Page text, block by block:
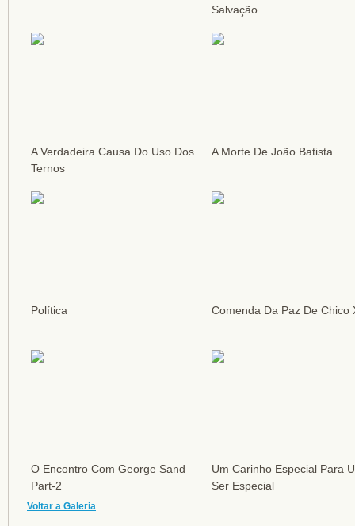
Salvação
A Verdadeira Causa Do Uso Dos
Ternos
A Morte De João Batista
Política Comenda Da Paz De Chico
O Encontro Com George Sand
Part-2
Um Carinho Especial Para
Ser Especial
Voltar a Galeria